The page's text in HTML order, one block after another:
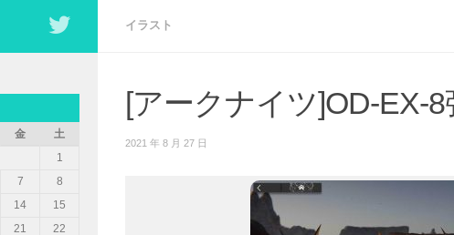
イラスト
[アークナイツ]OD-EX-
2021 年 8 月 27 日
金
土
1
7
8
14
15
21
22